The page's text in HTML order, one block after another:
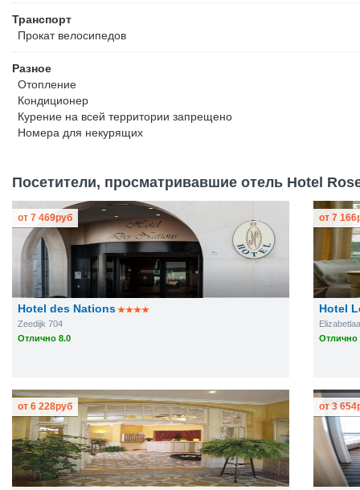
Транспорт
Прокат велосипедов
Разное
Отопление
Кондиционер
Курение на всей территории запрещено
Номера для некурящих
Посетители, просматривавшие отель Hotel
Hotel des Nations
Zeedijk 704
Отлично 8.0
от 7 469руб
Hotel
Отлично
от 7 166
от 6 228руб от 3 654